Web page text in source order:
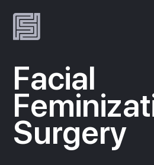
Facial
Surgery